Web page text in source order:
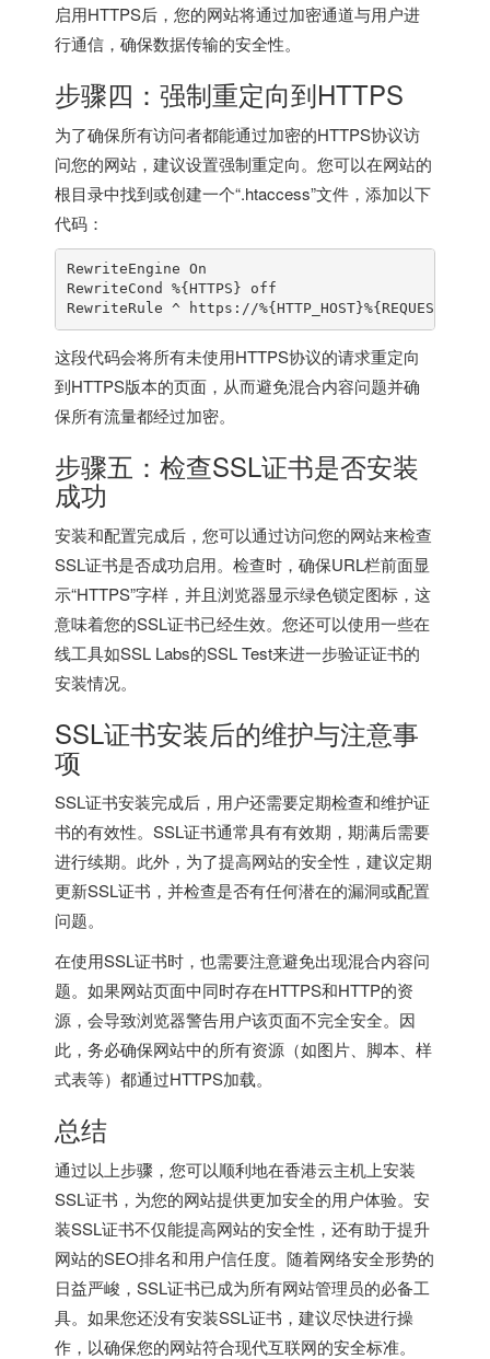
启用HTTPS后，您的网站将通过加密通道与用户进
行通信，确保数据传输的安全性。
步骤四：强制重定向到HTTPS
为了确保所有访问者都能通过加密的HTTPS协议访
问您的网站，建议设置强制重定向。您可以在网站的
根目录中找到或创建一个“.htaccess”文件，添加以下
代码：
RewriteEngine On
RewriteCond %{HTTPS} off
这段代码会将所有未使用HTTPS协议的请求重定向
到HTTPS版本的页面，从而避免混合内容问题并确
保所有流量都经过加密。
步骤五：检查SSL证书是否安装
成功
安装和配置完成后，您可以通过访问您的网站来检查
SSL证书是否成功启用。检查时，确保URL栏前面显
示“HTTPS”字样，并且浏览器显示绿色锁定图标，这
意味着您的SSL证书已经生效。您还可以使用一些在
线工具如SSL Labs的SSL Test来进一步验证证书的
安装情况。
SSL证书安装后的维护与注意事
项
SSL证书安装完成后，用户还需要定期检查和维护证
书的有效性。SSL证书通常具有有效期，期满后需要
进行续期。此外，为了提高网站的安全性，建议定期
更新SSL证书，并检查是否有任何潜在的漏洞或配置
问题。
在使用SSL证书时，也需要注意避免出现混合内容问
题。如果网站页面中同时存在HTTPS和HTTP的资
源，会导致浏览器警告用户该页面不完全安全。因
此，务必确保网站中的所有资源（如图片、脚本、样
式表等）都通过HTTPS加载。
总结
通过以上步骤，您可以顺利地在香港云主机上安装
SSL证书，为您的网站提供更加安全的用户体验。安
装SSL证书不仅能提高网站的安全性，还有助于提升
网站的SEO排名和用户信任度。随着网络安全形势的
日益严峻，SSL证书已成为所有网站管理员的必备工
具。如果您还没有安装SSL证书，建议尽快进行操
作，以确保您的网站符合现代互联网的安全标准。